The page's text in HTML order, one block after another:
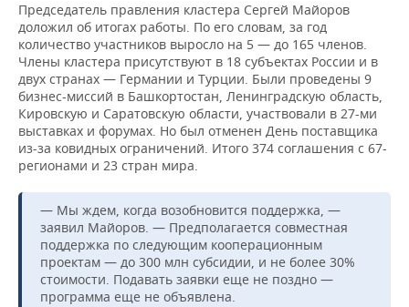
Председатель правления кластера Сергей Майоров
доложил об итогах работы. По его словам, за год
количество участников выросло на 5 — до 165 членов.
Члены кластера присутствуют в 18 субъектах России и в
двух странах — Германии и Турции. Были проведены 9
бизнес-миссий в Башкортостан, Ленинградскую область,
Кировскую и Саратовскую области, участвовали в 27-ми
выставках и форумах. Но был отменен День поставщика
из-за ковидных ограничений. Итого 374 соглашения с 67-
регионами и 23 стран мира.
— Мы ждем, когда возобновится поддержка, —
заявил Майоров. — Предполагается совместная
поддержка по следующим кооперационным
проектам — до 300 млн субсидии, и не более 30%
стоимости. Подавать заявки еще не поздно —
программа еще не объявлена.